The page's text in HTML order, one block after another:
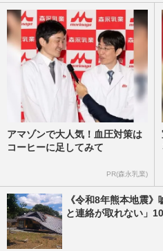
アマゾンで大人気！血圧対策は
コーヒーに足してみて
PR(森永乳業)
《令和8年熊本地震
と連絡が取れない」